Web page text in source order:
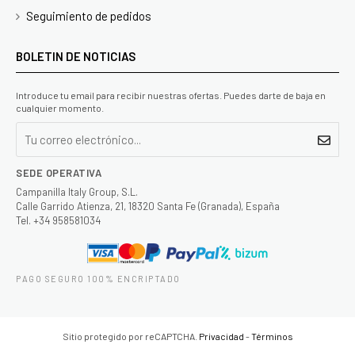
Seguimiento de pedidos
BOLETIN DE NOTICIAS
Introduce tu email para recibir nuestras ofertas. Puedes darte de baja en
cualquier momento.
SEDE OPERATIVA
Campanilla Italy Group, S.L.
Calle Garrido Atienza, 21, 18320 Santa Fe (Granada), España
Tel. +34 958581034
PAGO SEGURO 100% ENCRIPTADO
Sitio protegido por reCAPTCHA. Privacidad -Términos